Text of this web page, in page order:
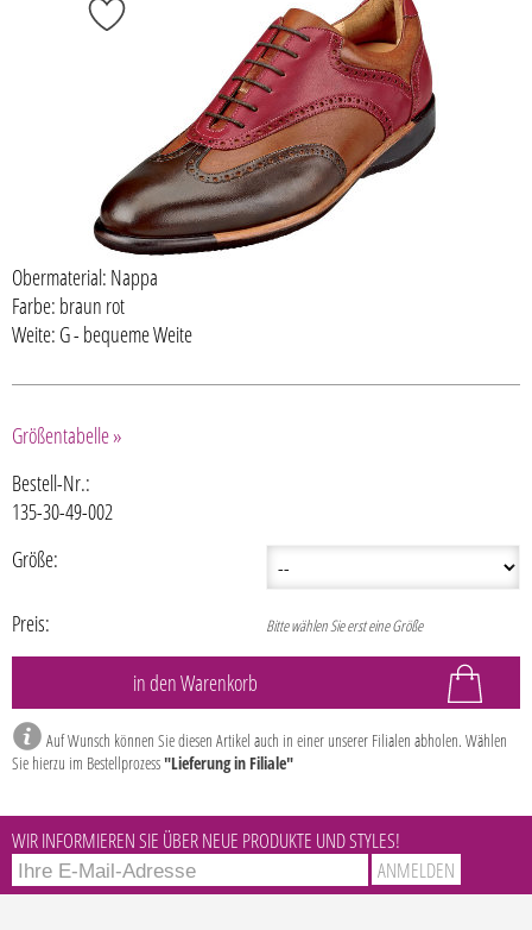
Obermaterial: Nappa
Farbe: braun rot
Weite: G - bequeme Weite
Größentabelle »
Bestell-Nr.:
135-30-49-002
Größe:
Preis: Bitte wählen Sie erst eine Größe
Auf Wunsch können Sie diesen Artikel auch in einer unserer Filialen abholen. Wählen
Sie hierzu im Bestellprozess"Lieferung in Filiale"
WIR INFORMIEREN SIE ÜBER NEUE PRODUKTE UND STYLES!